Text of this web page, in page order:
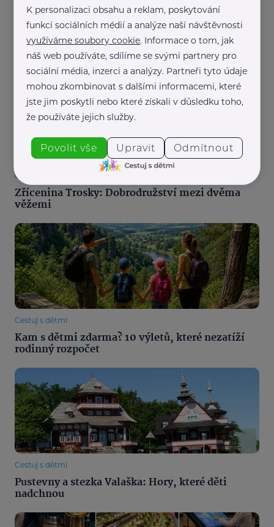
Cestuj s dětmi
Kam na víkend s dětmi, když má pršet? Nejlepší
rodinné atrakce pod střechou
Cestuj s dětmi
Zřícenina Trosky: Dobrodružství mezi dvěma
věžemi
Cestuj s dětmi
Kam s dětmi zdarma? 10 výletů, které nezatíží
rodinný rozpočet
Cestuj s dětmi
Pustevny a stezka Valaška: Hory, které děti
nadchnou
K personalizaci obsahu a reklam, poskytování
funkcí sociálních médií a analýze naší návštěvnosti
využíváme soubory cookie. Informace o tom, jak
náš web používáte, sdílíme se svými partnery pro
sociální média, inzerci a analýzy. Partneři tyto údaje
mohou zkombinovat s dalšími informacemi, které
jste jim poskytli nebo které získali v důsledku toho,
že používáte jejich služby.
Povolit vše Upravit Odmítnout